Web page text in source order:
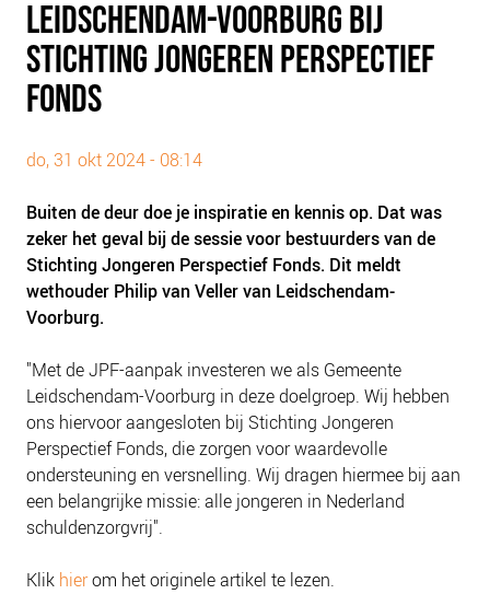
PLINKR NAZORG
SOCIALDEBT
DOORBRAAKMETHODE
DE VOORZIENINGENWIJZER
OVER ONS
VISIE EN MISSIE
HET TEAM
VACATURES
IN DE MEDIA
OVER NCFG
NIEUWS
BLOGS
LEIDSCHENDAM-VOORBURG BIJ
STICHTING JONGEREN PERSPECTIEF
FONDS
do, 31 okt 2024 - 08:14
Buiten de deur doe je inspiratie en kennis op. Dat was
zeker het geval bij de sessie voor bestuurders van de
Stichting Jongeren Perspectief Fonds. Dit meldt
wethouder Philip van Veller van Leidschendam-
Voorburg.
"Met de JPF-aanpak investeren we als Gemeente
Leidschendam-Voorburg in deze doelgroep. Wij hebben
ons hiervoor aangesloten bij Stichting Jongeren
Perspectief Fonds, die zorgen voor waardevolle
ondersteuning en versnelling. Wij dragen hiermee bij aan
een belangrijke missie: alle jongeren in Nederland
schuldenzorgvrij".
Klik hierom het originele artikel te lezen.